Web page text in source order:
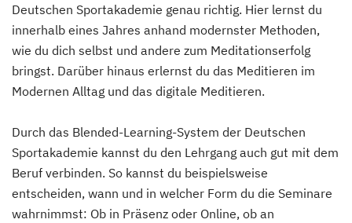
Deutschen Sportakademie genau richtig. Hier lernst du
innerhalb eines Jahres anhand modernster Methoden,
wie du dich selbst und andere zum Meditationserfolg
bringst. Darüber hinaus erlernst du das Meditieren im
Modernen Alltag und das digitale Meditieren.
Durch das Blended-Learning-System der Deutschen
Sportakademie kannst du den Lehrgang auch gut mit dem
Beruf verbinden. So kannst du beispielsweise
entscheiden, wann und in welcher Form du die Seminare
wahrnimmst: Ob in Präsenz oder Online, ob an